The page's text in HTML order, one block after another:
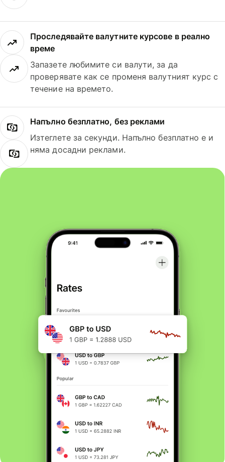
Проследявайте валутните курсове в реално
време
Запазете любимите си валути, за да
проверявате как се променя валутният курс с
течение на времето.
Напълно безплатно, без реклами
Изтеглете за секунди. Напълно безплатно е и
няма досадни реклами.